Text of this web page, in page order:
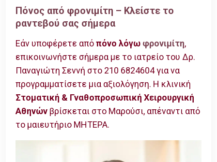
Πόνος από φρονιμίτη – Κλείστε το
ραντεβού σας σήμερα
Εάν υποφέρετε απόπόνο λόγω φρονιμίτη,
επικοινωνήστε σήμερα με το ιατρείο του Δρ.
Παναγιώτη Σεννή στο 210 6824604 για να
προγραμματίσετε μια αξιολόγηση. Η κλινική
Στοματική & Γναθοπροσωπική Χειρουργική
Αθηνών βρίσκεται στο Μαρούσι, απέναντι από
το μαιευτήριο ΜΗΤΕΡΑ.